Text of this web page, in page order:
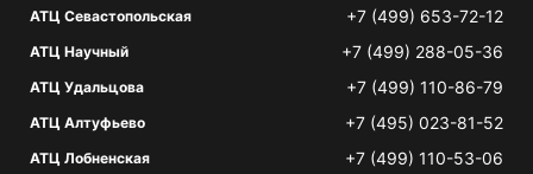
АТЦ Севастопольская +7 (499) 653-72-12
АТЦ Научный +7 (499) 288-05-36
АТЦ Удальцова +7 (499) 110-86-79
АТЦ Алтуфьево +7 (495) 023-81-52
АТЦ Лобненская +7 (499) 110-53-06